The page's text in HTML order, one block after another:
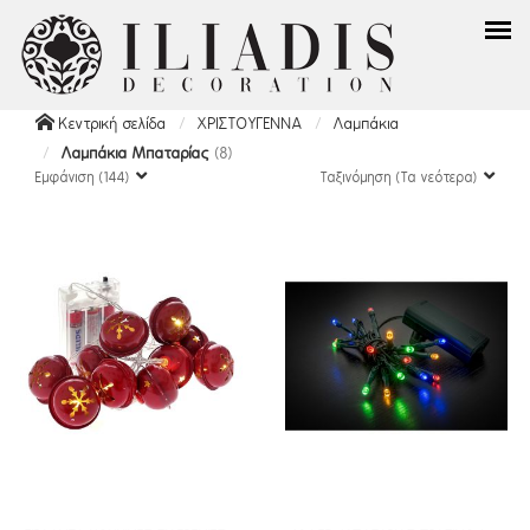
Κεντρική σελίδα ΧΡΙΣΤΟΥΓΕΝΝΑ
Λαμπάκια
Λαμπάκια Μπαταρίας (8)
Εμφάνιση (144) Ταξινόμηση (Τα νεότερα)